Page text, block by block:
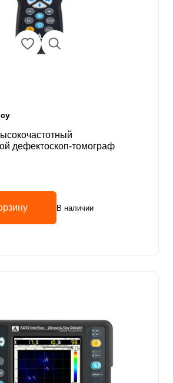
дефектоскоп-томограф
В наличии